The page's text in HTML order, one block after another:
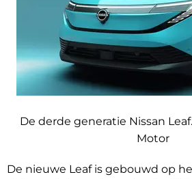
De derde generatie Nissan
Motor
De nieuwe Leaf is gebouwd op